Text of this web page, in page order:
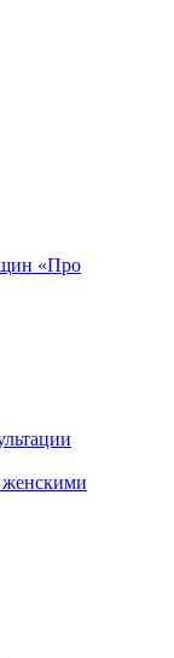
«Про
женскими